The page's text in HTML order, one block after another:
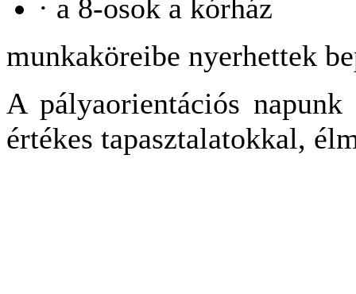
· a 8-osok a kórház
munkaköreibe nyerhettek
A pályaorientációs
értékes tapasztalatokkal,